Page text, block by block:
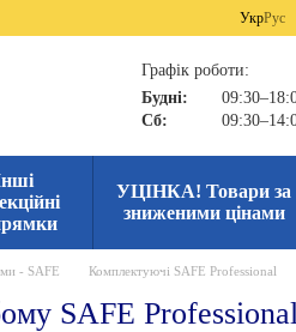
УкрРус
Графік роботи:
Будні:
Сб:
УЦІНКА! Товари за
зниженими цінами
- SAFE Комплектуючі SAFE Professional
SAFE